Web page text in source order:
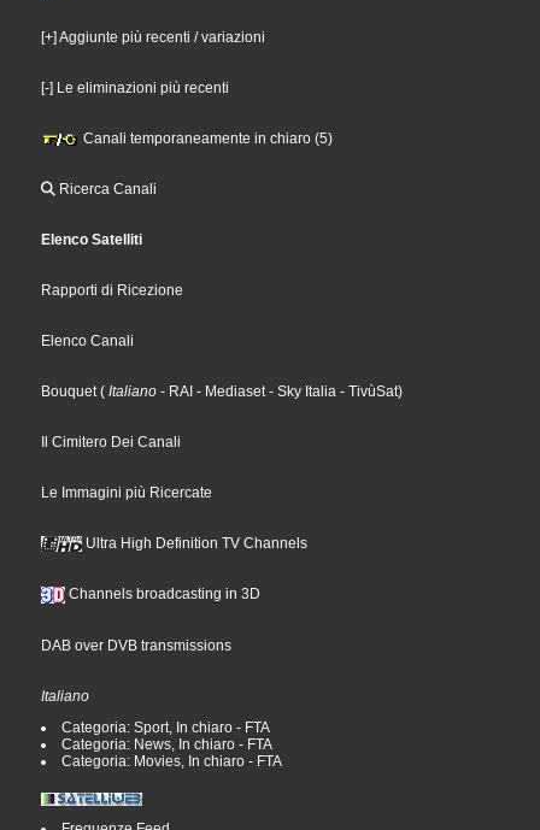
[+] Aggiunte più recenti / variazioni
[-] Le eliminazioni più recenti
Canali temporaneamente in chiaro (5)
Ricerca Canali
Elenco Satelliti
Rapporti di Ricezione
Elenco Canali
Bouquet( Italiano - RAI - Mediaset- Sky Italia - TivùSat)
Il Cimitero Dei Canali
Le Immagini più Ricercate
Ultra High Definition TV Channels
Channels broadcasting in 3D
DAB over DVB transmissions
Italiano
Categoria: Sport, In chiaro - FTA
Categoria: News, In chiaro - FTA
Categoria: Movies, In chiaro - FTA